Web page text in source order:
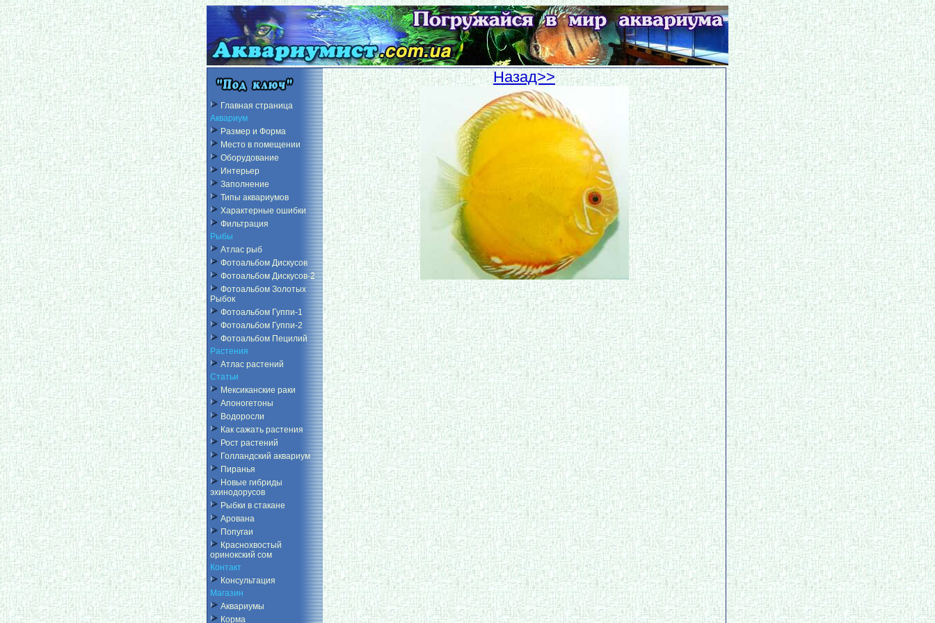
Главная страница
Аквариум
Размер и Форма
Место в помещении
Оборудование
Интерьер
Заполнение
Типы аквариумов
Характерные ошибки
Фильтрация
Рыбы
Атлас рыб
Фотоальбом Дискусов
Фотоальбом Дискусов-2
Фотоальбом Золотых
Рыбок
Фотоальбом Гуппи-1
Фотоальбом Гуппи-2
Фотоальбом Пецилий
Растения
Атлас растений
Статьи
Мексиканские раки
Апоногетоны
Водоросли
Как сажать растения
Рост растений
Голландский аквариум
Пиранья
Новые гибриды
эхинодорусов
Рыбки в стакане
Арована
Попугаи
Краснохвостый
оринокский сом
Контакт
Консультация
Магазин
Аквариумы
Корма
Hазад>>